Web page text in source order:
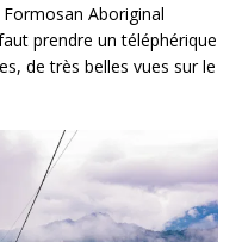
Aboriginal
prendre un téléphérique
de très belles vues sur le